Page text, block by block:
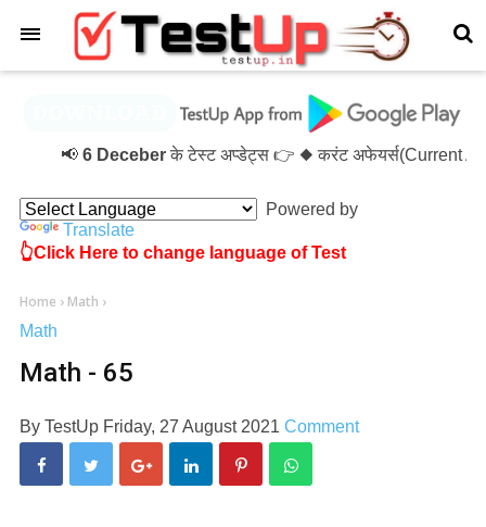
6 Deceberके टेस्ट अप्डेट्स 👉 ◆ करंट अफेयर्स(Current
Powered by
Translate
👆Click Here to change language of Test
Home › Math ›
Math
Math - 65
By TestUp Friday, 27 August 2021 Comment